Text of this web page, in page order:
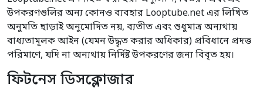
উপকরণগুলির অন্য কোনও ব্যবহার Looptube.net এর লিখিত
অনুমতি ছাড়াই অনুমোদিত নয়, ব্যতীত এবং শুধুমাত্র অন্যথায়
বাধ্যতামূলক আইন (যেমন উদ্ধৃত করার অধিকার) প্রবিধানে প্রদত্ত
পরিমাণে, যদি না অন্যথায় নির্দিষ্ট উপকরণের জন্য বিবৃত হয়।
ফিটনেস ডিসক্লোজার